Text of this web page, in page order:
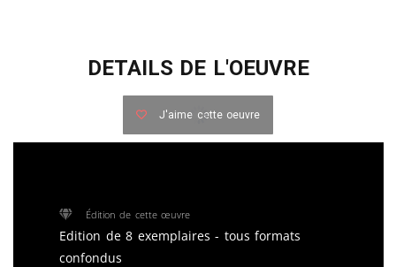
DETAILS DE L'OEUVRE
J'aime cette oeuvre
Édition de cette œuvre
Edition de 8 exemplaires - tous formats
confondus